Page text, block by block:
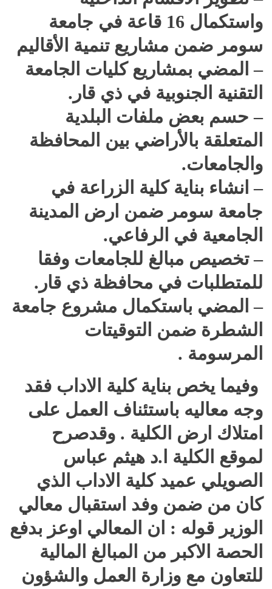
واستكمال 16 قاعة في جامعة
سومر ضمن مشاريع تنمية الأقاليم
– المضي بمشاريع كليات الجامعة
التقنية الجنوبية في ذي قار.
– حسم بعض ملفات البلدية
المتعلقة بالأراضي بين المحافظة
والجامعات.
– انشاء بناية كلية الزراعة في
جامعة سومر ضمن ارض المدينة
الجامعية في الرفاعي.
– تخصيص مبالغ للجامعات وفقا
للمتطلبات في محافظة ذي قار.
– المضي باستكمال مشروع جامعة
الشطرة ضمن التوقيتات
المرسومة .
وفيما يخص بناية كلية الاداب فقد
وجه معاليه باستئناف العمل على
امتلاك ارض الكلية . وقدصرح
لموقع الكلية ا.د هيثم عباس
الصويلي عميد كلية الاداب الذي
كان من ضمن وفد استقبال معالي
الوزير قوله : ان المعالي اوعز بدفع
الحصة الاكبر من المبالغ المالية
للتعاون مع وزارة العمل والشؤون